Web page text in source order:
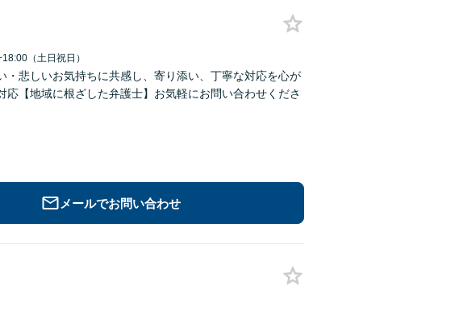
（土日祝日）
・悲しいお気持ちに共感し、寄り添い、丁寧な対応を心が
【地域に根ざした弁護士】お気軽にお問い合わせくださ
メールでお問い合わせ